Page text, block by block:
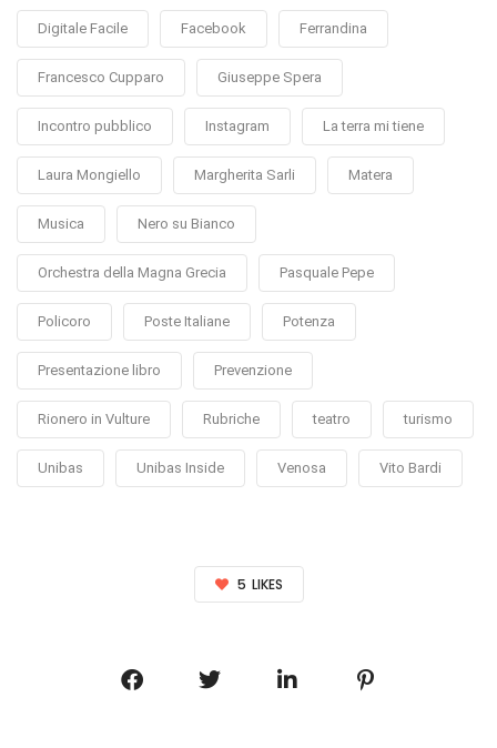
Digitale Facile Facebook Ferrandina
Francesco Cupparo Giuseppe Spera
Incontro pubblico Instagram La terra mi tiene
Laura Mongiello Margherita Sarli Matera
Musica Nero su Bianco
Orchestra della Magna Grecia Pasquale Pepe
Policoro Poste Italiane Potenza
Presentazione libro Prevenzione
Rionero in Vulture Rubriche teatro turismo
Unibas Unibas Inside Venosa Vito Bardi
5 LIKES